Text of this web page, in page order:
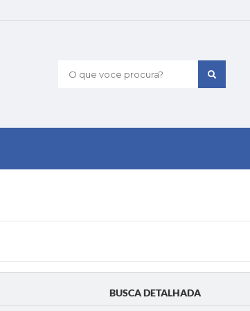
O que voce procura?
BUSCA DETALHADA